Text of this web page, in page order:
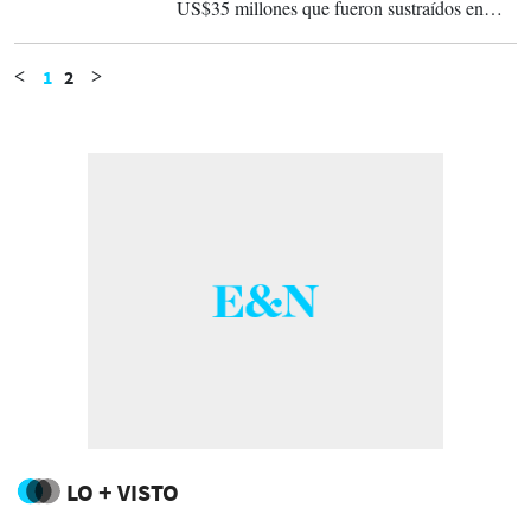
US$35 millones que fueron sustraídos en
< 1 2 >
LO + VISTO